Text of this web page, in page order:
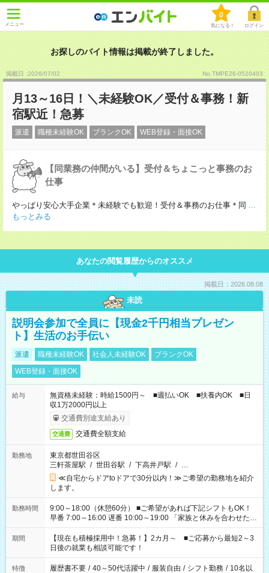
メニュー
0
気になる！ ログイン
お探しのバイト情報は掲載が終了しました。
掲載日 :2026/07/02 No.TMPE26-0520403
月13～16日！＼未経験OK／受付＆事務！新
宿駅近！急募
派遣 職種未経験OK ブランクOK WEB登録・面接OK
【同業務の仲間がいる】受付＆ちょこっと事務のお
仕事
やっぱり安心大手企業＊未経験でも歓迎！受付＆事務のお仕事＊同 ...
もっとみる
あなたの閲覧履歴からのオススメ
掲載日：2026.08.08
未読
説明会参加で全員に【現金2千円相当プレゼン
ト】生活のお手伝い
派遣 職種未経験OK 社会人未経験OK
ブランクOK
WEB登録・面接OK
給与
無資格未経験：時給1500円～ ■週払いOK ■扶養内OK ■日
収1万2000円以上
交通費別途支給あり
交通費 交通費全額支給
勤務地
東京都世田谷区
三軒茶屋駅 / 世田谷駅 / 下高井戸駅 / …
≪自宅からドアtoドアで30分以内！≫ご希望の勤務地を紹介
します。
勤務時間
9:00～18:00（休憩60分） ■ご希望があれば下記シフトもOK！
早番 7:00～16:00 遅番 10:00～19:00 「家族と休みを合わせた
い」 「余裕を持って夕飯の準備がしたい」 「できれば残業はし
たくない」 など、ご希望を教えてくださいね。 ※Wワーク希望
の方へ 今ご覧のお仕事で希望する勤務時間と、もう1つのお仕事
の勤務時間。 合計で週40時間を超える場合は応募できません。
期間
【現在も積極採用中！急募！】2カ月～ ■ご応募から最短2～3
日後の就業も相談可能です！
特徴 履歴書不要 / 40～50代活躍中 / 服装自由 / シフト勤務 / 10名以